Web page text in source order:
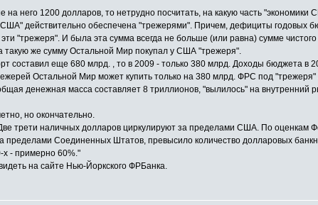
него 1200 долларов, то нетрудно посчитать, на какую часть
действительно обеспечена "трежерями". Причем, дефициты годовых
"трежеря". И была эта сумма всегда не больше (или равна) сумме
же сумму Остальной Мир покупал у США "трежеря".
составил еще 680 млрд. , то в 2009 - только 380 млрд. Доходы бюджета
Остальной Мир может купить только на 380 млрд. ФРС под "трежеря"
денежная масса составляет 8 триллионов, "вылилось" на
но окончательно.
трети наличных долларов циркулируют за пределами США. По оценкам
пределами Соединенных Штатов, превысило количество долларовых
х - примерно 60%."
на сайте Нью-Йоркского ФРБанка.